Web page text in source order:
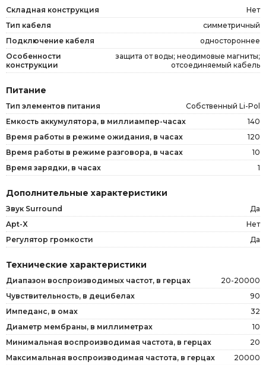
Складная конструкция
Нет
Тип кабеля
симметричный
Подключение кабеля
одностороннее
Особенности
конструкции
защита от воды; неодимовые магниты;
отсоединяемый кабель
Питание
Тип элементов питания
Собственный Li-Pol
Емкость аккумулятора, в миллиампер-часах
140
Время работы в режиме ожидания, в часах
120
Время работы в режиме разговора, в часах
10
Время зарядки, в часах
1
Дополнительные характеристики
Звук Surround
Да
Apt-X
Нет
Регулятор громкости
Да
Технические характеристики
Диапазон воспроизводимых частот, в герцах
20-20000
Чувствительность, в децибелах
90
Импеданс, в омах
32
Диаметр мембраны, в миллиметрах
10
Минимальная воспроизводимая частота, в герцах
20
Максимальная воспроизводимая частота, в герцах
20000